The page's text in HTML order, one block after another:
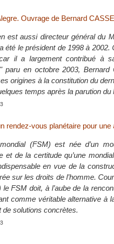
Ouvrage de Bernard
est aussi directeur général du
été le président de 1998 à
il a largement contribué à
paru en octobre 2003, Bernard
origines à la constitution du
temps après la parution du
rendez-vous planétaire pour une
(FSM) est née d’un
et de la certitude qu’une
en vue de la
sur les droits de l’homme.
FSM doit, à l’aube de la
comme véritable alternative à
de solutions concrètes.